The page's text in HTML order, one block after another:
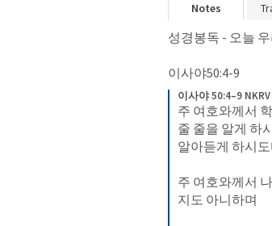
Notes
성경봉독 - 오늘
이사야50:4-9
이사야 50:4–9 NKRV
주 여호와께서
줄 줄을 알게 하
알아듣게 하시
주 여호와께서
지도 아니하며